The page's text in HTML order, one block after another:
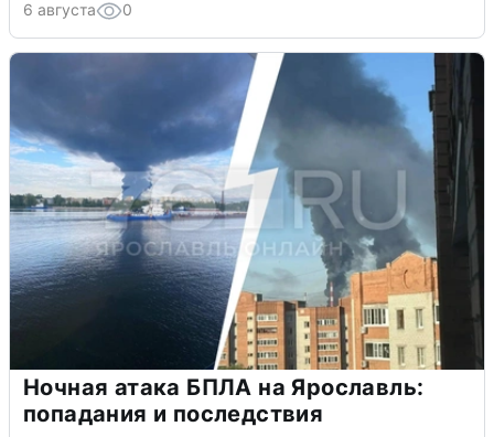
6 августа 0
Ночная атака БПЛА на Ярославль:
попадания и последствия